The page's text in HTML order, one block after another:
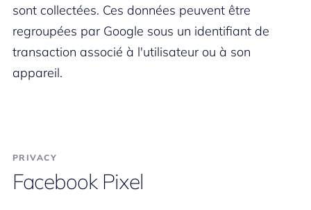
sont collectées. Ces données peuvent être
regroupées par Google sous un identifiant de
transaction associé à l'utilisateur ou à son
appareil.
PRIVACY
Facebook Pixel